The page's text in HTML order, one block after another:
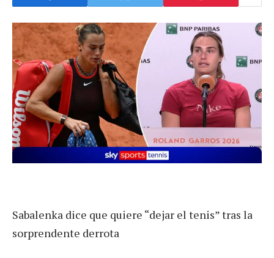
Sabalenka dice que quiere “dejar el tenis” tras la
sorprendente derrota